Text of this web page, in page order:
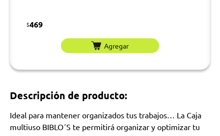
$469
Agregar
Descripción de producto:
Ideal para mantener organizados tus trabajos… La Caja
multiuso BIBLO´S te permitirá organizar y optimizar tu